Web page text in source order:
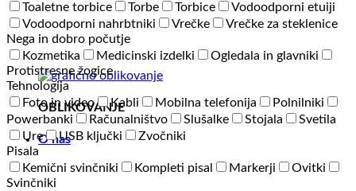
OBLIKOVANJE
O nas
Toaletne torbice
Torbe Torbice
Vodoodporni etuiji
Vodoodporni nahrbtniki
Vrečke
Vrečke za steklenice
Nega in dobro počutje
Kozmetika
Medicinski izdelki
Ogledala in glavniki
Protistresne žogice
Tehnologija
Foto in video
Kabli Mobilna telefonija
Polnilniki
Powerbanki
Računalništvo Slušalke Stojala
Svetila
Ure
USB ključki
Zvočniki
Pisala
Kemični svinčniki
Kompleti pisal Markerji
Ovitki
Svinčniki